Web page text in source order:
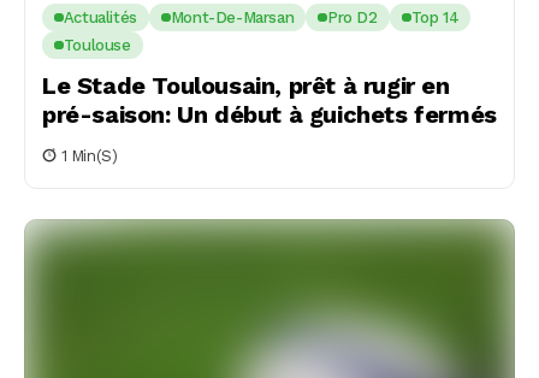
Actualités Mont-De-Marsan Pro D2
Top 14
Toulouse
Le Stade Toulousain, prêt à rugir en
pré-saison: Un début à guichets fermés
1 Min(s)